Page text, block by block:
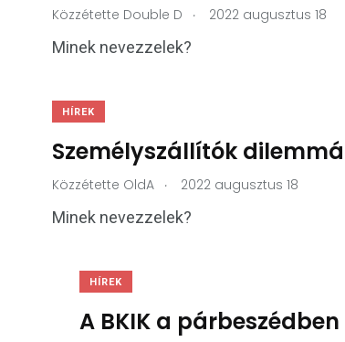
Közzétette Double D . 2022 augusztus 18
Minek nevezzelek?
HÍREK
Személyszállítók
Közzétette OldA . 2022 augusztus 18
Minek nevezzelek?
HÍREK
A BKIK a